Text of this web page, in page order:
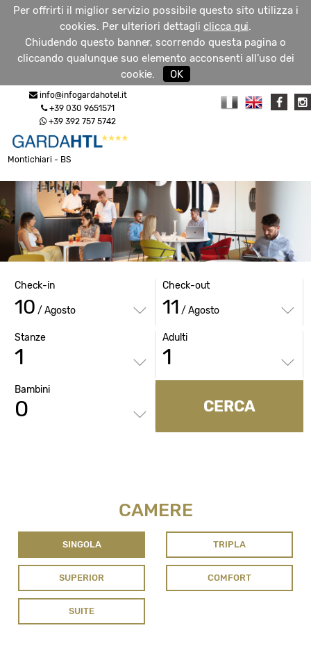
Per offrirti il miglior servizio possibile questo sito utilizza i
cookies. Per ulteriori dettagli clicca qui.
Chiudendo questo banner, scorrendo questa pagina o
cliccando qualunque suo elemento acconsenti all’uso dei
cookie.
OK
Montichiari - BS
info@infogardahotel.it
+39 030 9651571
+39 392 757 5742
Check-in
10 / Agosto
Check-out
11 / Agosto
Stanze Adulti
Bambini
CERCA
CAMERE
SINGOLA TRIPLA
SUPERIOR COMFORT
SUITE